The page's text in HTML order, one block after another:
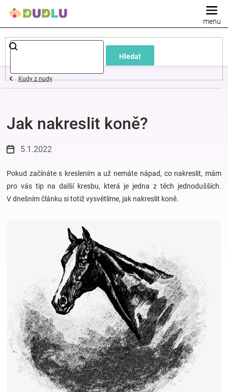
Hledat
Dětské
a
oblečení
Pokojíček
a
kojenecká
zábava
pro
děti
Těhotenské
Kudy z nudy
Jak nakreslit koně?
5.1.2022
Pokud začínáte s kreslením a už nemáte nápad, co nakreslit, mám
pro vás tip na další kresbu, která je jedna z těch jednodušších.
V dnešním článku si totiž vysvětlíme, jak nakreslit koně.